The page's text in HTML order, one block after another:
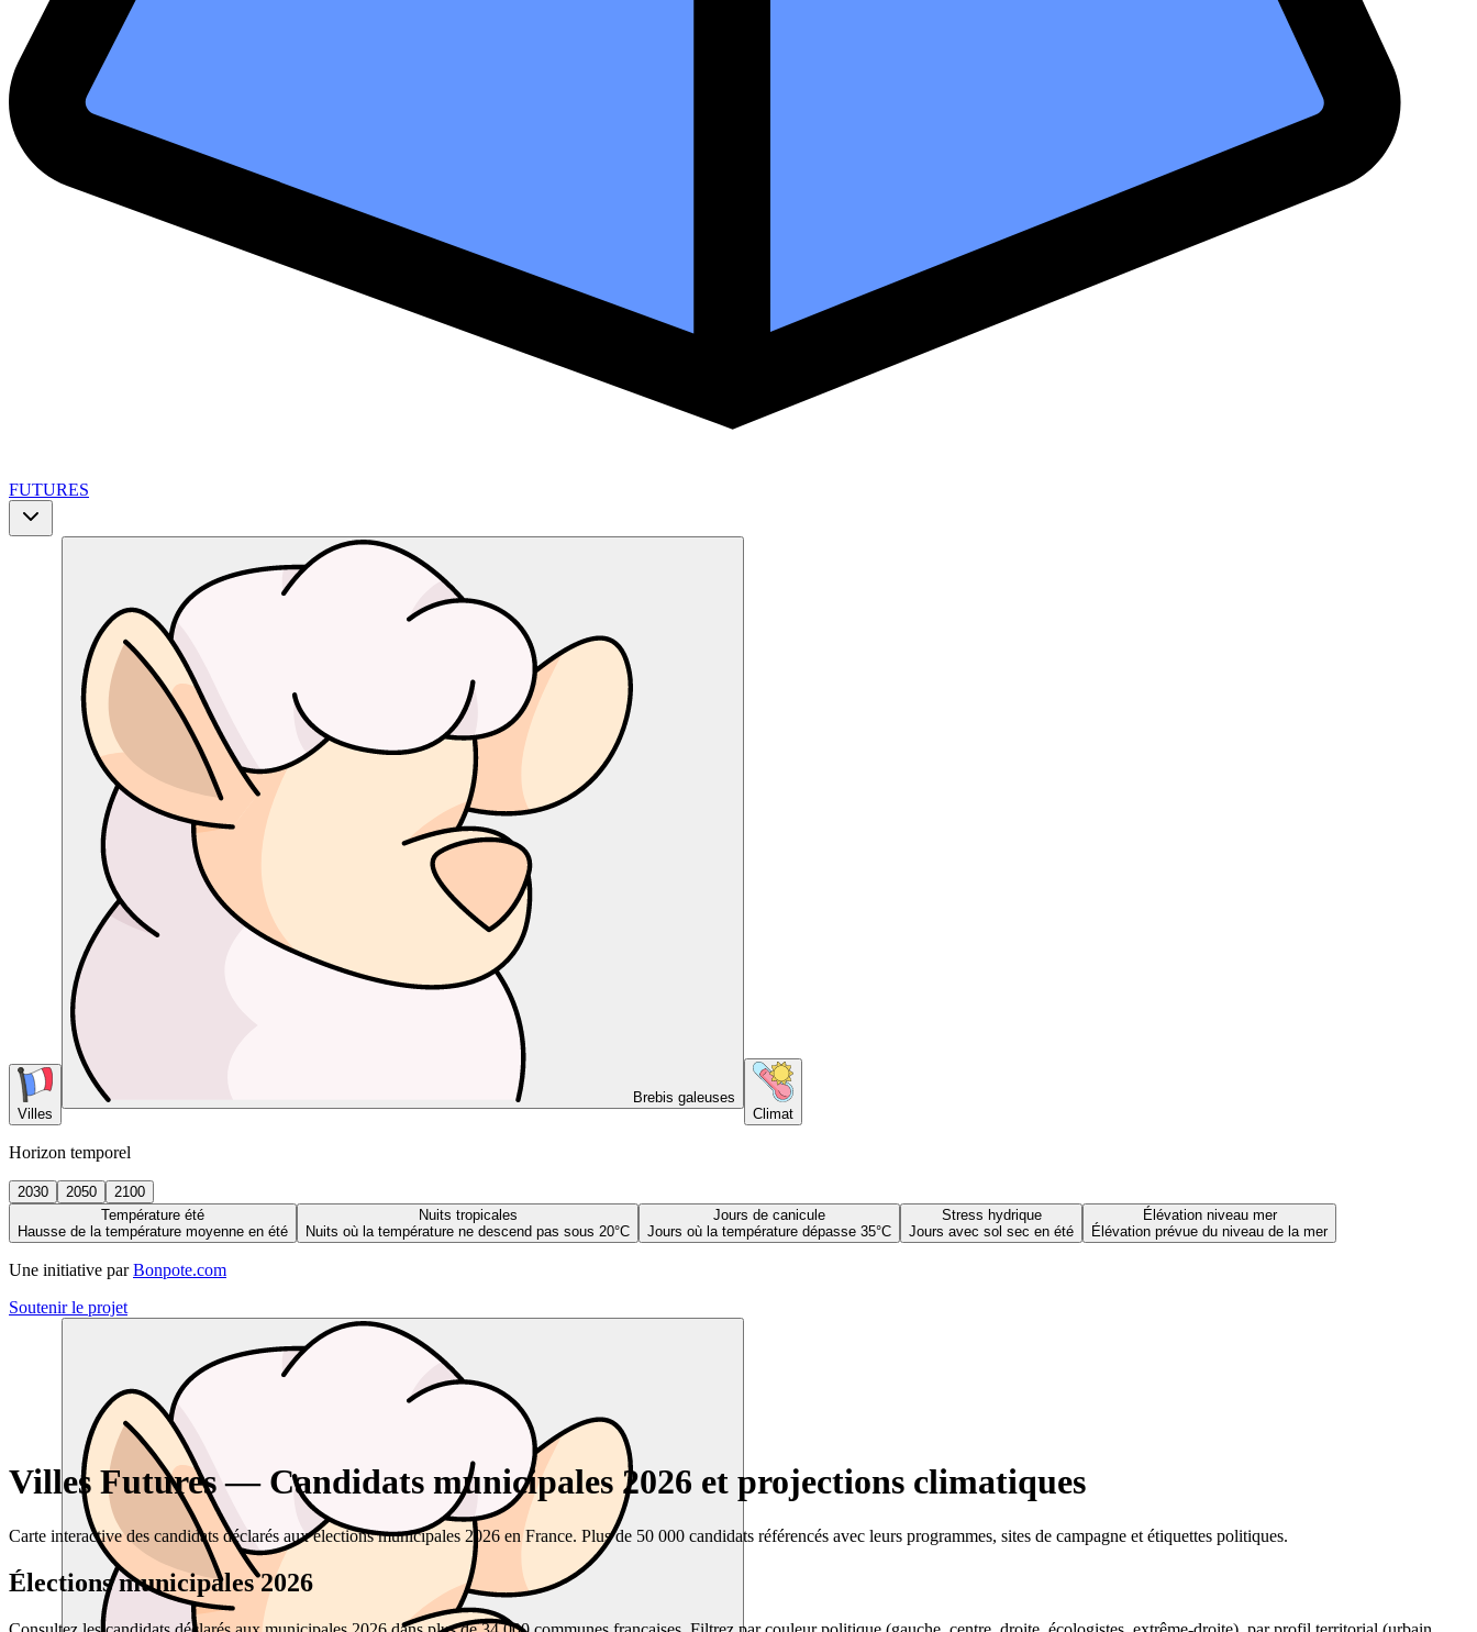
FUTURES
Villes
Brebis galeuses
Climat
Horizon temporel
2030 2050
2100
Température été
Hausse de la température moyenne en été
Nuits tropicales
Nuits où la température ne descend pas sous 20°C
Jours de canicule
Jours où la température dépasse 35°C
Stress hydrique
Jours avec sol sec en été
Élévation niveau mer
Élévation prévue du niveau de la mer
Une initiative par Bonpote.com
Soutenir le projet
Villes Futures — Candidats municipales 2026 et projections climatiques
Carte interactive des candidats déclarés aux élections municipales 2026 en France. Plus de 50 000 candidats référencés avec leurs programmes, sites de campagne et étiquettes politiques.
Élections municipales 2026